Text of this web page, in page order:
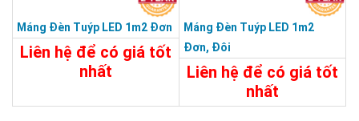
Máng Đèn Tuýp LED 1m2 Đơn
Liên hệ để có giá tốt
nhất
Máng Đèn Tuýp LED 1m2
Đơn, Đôi
Liên hệ để có giá tốt
nhất
25.000đ